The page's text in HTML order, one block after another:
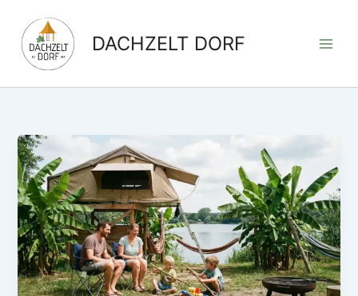
Inhalt
springen
DACHZELT DORF